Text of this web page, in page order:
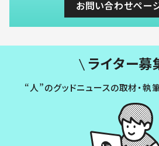
お問い合わせペー
ライター募
“人”のグッドニュースの取材・執